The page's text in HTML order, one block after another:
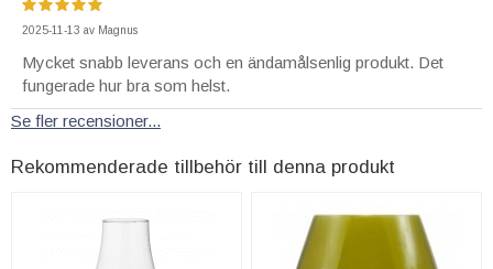
2025-11-13 av Magnus
Mycket snabb leverans och en ändamålsenlig produkt. Det
fungerade hur bra som helst.
Se fler recensioner...
Rekommenderade tillbehör till denna produkt